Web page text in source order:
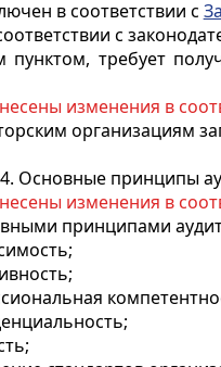
в соответствии с
с
пунктом, требует
изменения в
организациям
Основные принципы
изменения в
принципами